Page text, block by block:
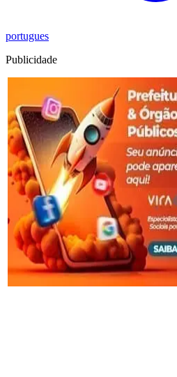
portugues
Publicidade